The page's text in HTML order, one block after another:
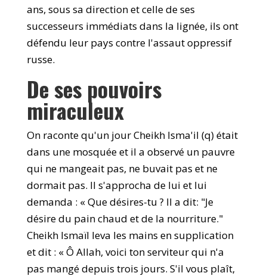
ans, sous sa direction et celle de ses
successeurs immédiats dans la lignée, ils ont
défendu leur pays contre l'assaut oppressif
russe.
De ses pouvoirs
miraculeux
On raconte qu'un jour Cheikh Isma'il (q) était
dans une mosquée et il a observé un pauvre
qui ne mangeait pas, ne buvait pas et ne
dormait pas. Il s'approcha de lui et lui
demanda : « Que désires-tu ? Il a dit: "Je
désire du pain chaud et de la nourriture."
Cheikh Ismaïl leva les mains en supplication
et dit : « Ô Allah, voici ton serviteur qui n'a
pas mangé depuis trois jours. S'il vous plaît,